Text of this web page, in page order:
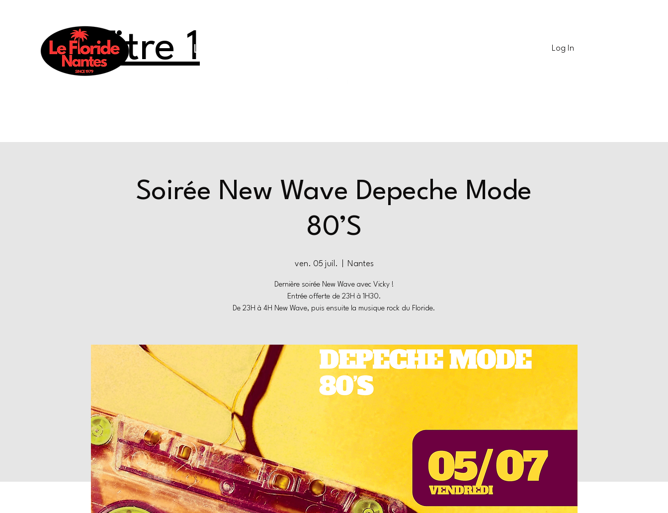
Titre 1 Log In
Le Floride
Soirée New Wave Depeche Mode
80’S
ven. 05 juil. Nantes
Dernière soirée New Wave avec Vicky !
Entrée offerte de 23H à 1H30.
De 23H à 4H New Wave, puis ensuite la musique rock du Floride.